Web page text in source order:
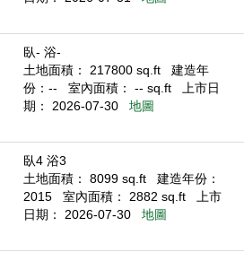
臥- 浴-
土地面積： 217800 sq.ft
建造年
份：--
室內面積： -- sq.ft
上市日
期： 2026-07-30
地圖
臥4 浴3
土地面積： 8099 sq.ft
建造年份：
2015
室內面積： 2882 sq.ft
上市
日期： 2026-07-30
地圖